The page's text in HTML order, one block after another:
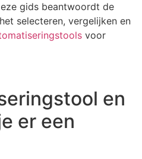
gids beantwoordt de
selecteren, vergelijken en
voor
en
er een